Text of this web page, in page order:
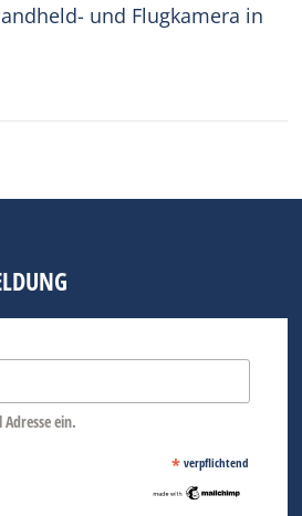
und Flugkamera in
ein.
* verpflichtend